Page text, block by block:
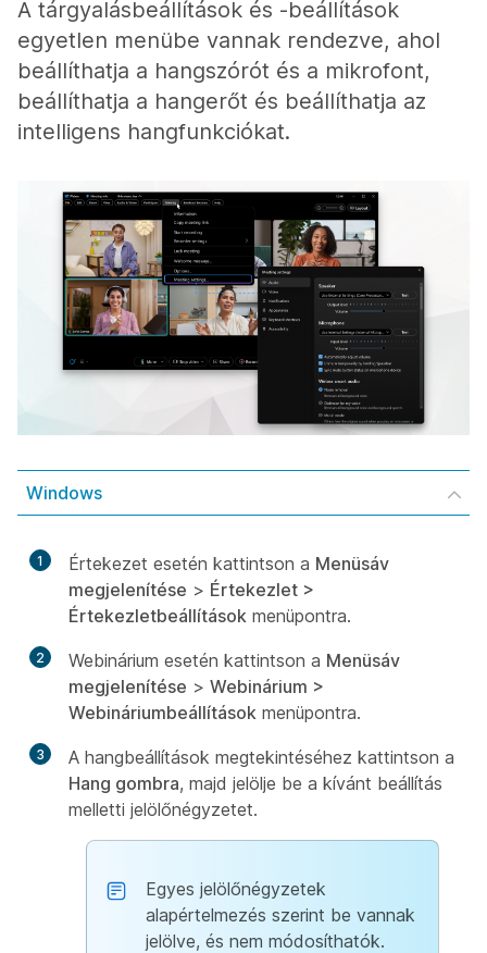
A tárgyalásbeállítások és -beállítások
egyetlen menübe vannak rendezve, ahol
beállíthatja a hangszórót és a mikrofont,
beállíthatja a hangerőt és beállíthatja az
intelligens hangfunkciókat.
Windows
1 Értekezet esetén kattintson a Menüsáv
megjelenítése > Értekezlet >
Értekezletbeállítások menüpontra.
2 Webinárium esetén kattintson a Menüsáv
megjelenítése > Webinárium >
Webináriumbeállítások menüpontra.
3
A hangbeállítások megtekintéséhez kattintson a
Hang gombra, majd jelölje be a kívánt beállítás
melletti jelölőnégyzetet.
Egyes jelölőnégyzetek
alapértelmezés szerint be vannak
jelölve, és nem módosíthatók.